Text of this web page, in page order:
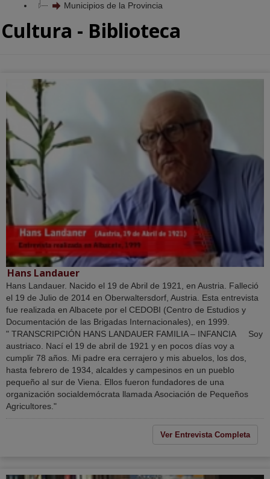
Municipios de la Provincia
Cultura - Biblioteca
Hans Landauer
Hans Landauer. Nacido el 19 de Abril de 1921, en Austria. Falleció
el 19 de Julio de 2014 en Oberwaltersdorf, Austria. Esta entrevista
fue realizada en Albacete por el CEDOBI (Centro de Estudios y
Documentación de las Brigadas Internacionales), en 1999.
" TRANSCRIPCIÓN HANS LANDAUER FAMILIA – INFANCIA Soy
austriaco. Nací el 19 de abril de 1921 y en pocos días voy a
cumplir 78 años. Mi padre era cerrajero y mis abuelos, los dos,
hasta febrero de 1934, alcaldes y campesinos en un pueblo
pequeño al sur de Viena. Ellos fueron fundadores de una
organización socialdemócrata llamada Asociación de Pequeños
Agricultores."
Ver Entrevista Completa